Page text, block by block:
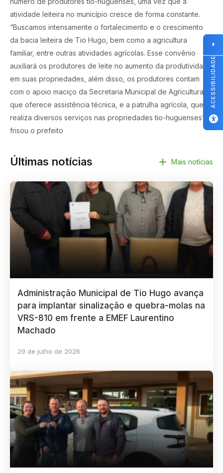
atividade leiteira no município cresce de forma constante.
“Buscamos intensamente o fortalecimento e o crescimento
da bacia leiteira de Tio Hugo, bem como a agricultura
familiar, entre outras atividades agrícolas. Esse convênio
auxiliará os produtores de leite no aumento da produtividade
em suas propriedades, além disso, os produtores contam
com o apoio maciço da Secretaria Municipal de Agricultura,
que oferece assistência técnica, e a patrulha agrícola, que
realiza diversos serviços nas propriedades tio-huguenses”,
frisou o prefeito
Últimas notícias Mais notícias
Administração Municipal de Tio Hugo avança
para implantar sinalização e quebra-molas na
VRS-810 em frente a EMEF Laurentino
Machado
29 de julho de 2026
ACESSIBILIDADE